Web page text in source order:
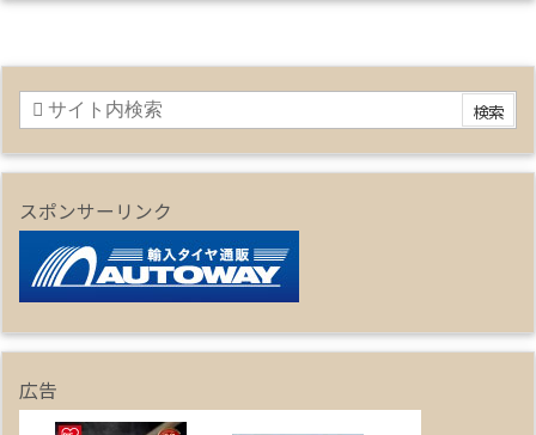
スポンサーリンク
広告